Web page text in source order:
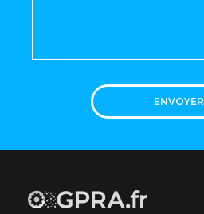
ENVOYER